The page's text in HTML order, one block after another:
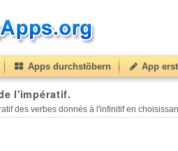
Apps durchstöbern App
l'impératif.
des verbes donnés à l'infinitif en
35 (from10to50